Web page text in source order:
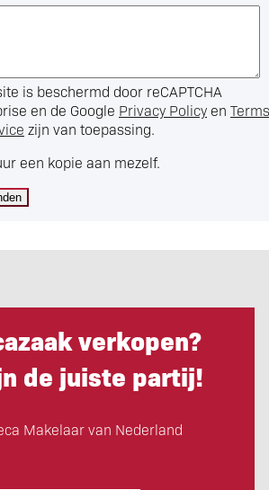
is beschermd door reCAPTCHA
en de Google Privacy Policy en Terms
zijn van toepassing.
een kopie aan mezelf.
verkopen?
de juiste partij!
Makelaar van Nederland